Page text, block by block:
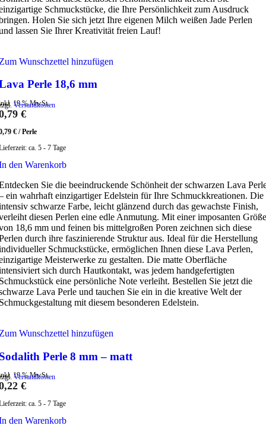
Schmuckstücke, die Ihre Persönlichkeit zum Ausdruck
Holen Sie sich jetzt Ihre eigenen Milch weißen Jade Perlen
lassen Sie Ihrer Kreativität freien Lauf!
Wunschzettel hinzufügen
Perle 18,6 mm
19 % MwSt.
Versandkosten
€
€ /Perle
ca. 5 - 7 Tage
den Warenkorb
Sie die beeindruckende Schönheit der schwarzen Lava
ein wahrhaft einzigartiger Edelstein für Ihre Schmuckkreationen. Die
schwarze Farbe, leicht glänzend durch das gewachste Finish,
diesen Perlen eine edle Anmutung. Mit einer imposanten Größe
18,6 mm und feinen bis mittelgroßen Poren zeichnen sich diese
durch ihre faszinierende Struktur aus. Ideal für die Herstellung
Schmuckstücke, ermöglichen Ihnen diese Lava Perlen,
Meisterwerke zu gestalten. Die matte Oberfläche
sich durch Hautkontakt, was jedem handgefertigten
eine persönliche Note verleiht. Bestellen Sie jetzt die
Lava Perle und tauchen Sie ein in die kreative Welt der
mit diesem besonderen Edelstein.
Wunschzettel hinzufügen
Perle 8 mm – matt
19 % MwSt.
Versandkosten
€
ca. 5 - 7 Tage
den Warenkorb